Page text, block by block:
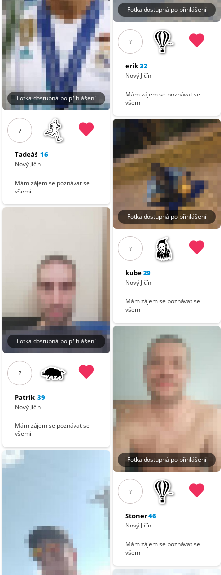
Fotka dostupná po přihlášení
?
Tadeáš 16
Nový Jičín
Mám zájem se poznávat se
všemi
Fotka dostupná po přihlášení
?
Patrik 39
Nový Jičín
Mám zájem se poznávat se
všemi
Fotka dostupná po přihlášení
?
erik32
Nový Jičín
Mám zájem se poznávat se
všemi
Fotka dostupná po přihlášení
?
kube29
Nový Jičín
Mám zájem se poznávat se
všemi
Fotka dostupná po přihlášení
?
Stoner46
Nový Jičín
Mám zájem se poznávat se
všemi